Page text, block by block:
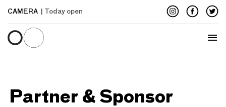
CAMERA | Today open
Menu
Partner & Sponsor